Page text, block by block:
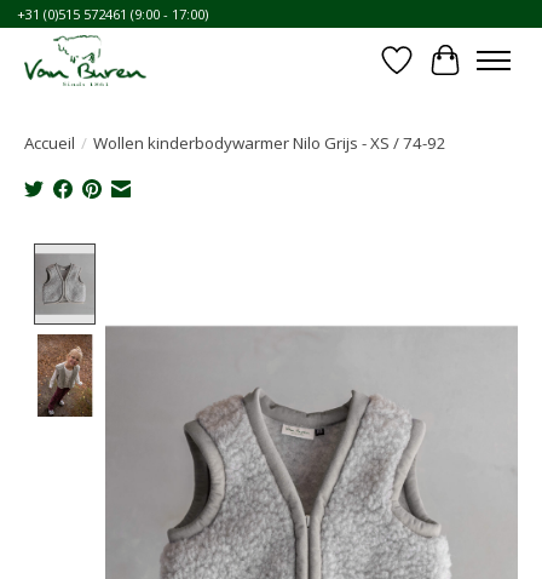
+31 (0)515 572461 (9:00 - 17:00)
Liste dePanier
Accueil / Wollen kinderbodywarmer Nilo Grijs - XS / 74-92